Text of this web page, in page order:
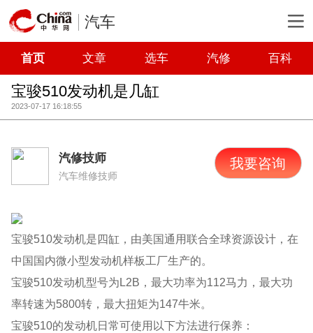
汽车
首页 文章 选车 汽修 百科
宝骏510发动机是几缸
2023-07-17 16:18:55
汽修技师
汽车维修技师
我要咨询
宝骏510发动机是四缸，由美国通用联合全球资源设计，在
中国国内微小型发动机样板工厂生产的。
宝骏510发动机型号为L2B，最大功率为112马力，最大功
率转速为5800转，最大扭矩为147牛米。
宝骏510的发动机日常可使用以下方法进行保养：